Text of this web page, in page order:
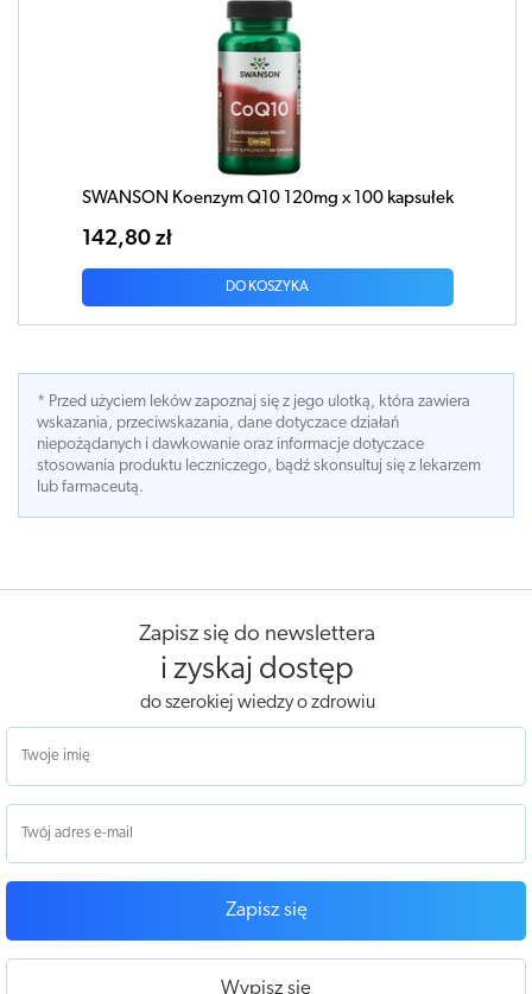
SWANSON Koenzym Q10 120mg x 100 kapsułek
142,80 zł
DO KOSZYKA
* Przed użyciem leków zapoznaj się z jego ulotką, która zawiera
wskazania, przeciwskazania, dane dotyczace działań
niepożądanych i dawkowanie oraz informacje dotyczace
stosowania produktu leczniczego, bądź skonsultuj się z lekarzem
lub farmaceutą.
Zapisz się do newslettera
i zyskaj dostęp
do szerokiej wiedzy o zdrowiu
Zapisz się
Wypisz się